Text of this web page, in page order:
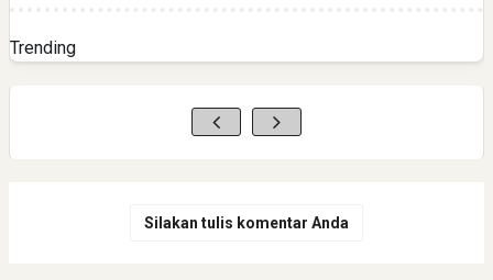
Trending
Silakan tulis komentar Anda